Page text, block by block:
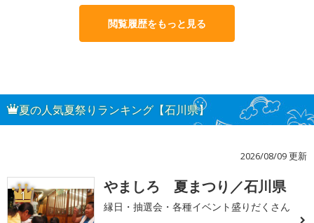
閲覧履歴をもっと見る
夏の人気夏祭りランキング【石川県】
2026/08/09 更新
1 やましろ 夏まつり／石川県
縁日・抽選会・各種イベント盛りだくさん